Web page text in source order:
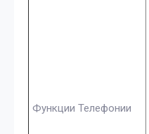
Функции Телефонии